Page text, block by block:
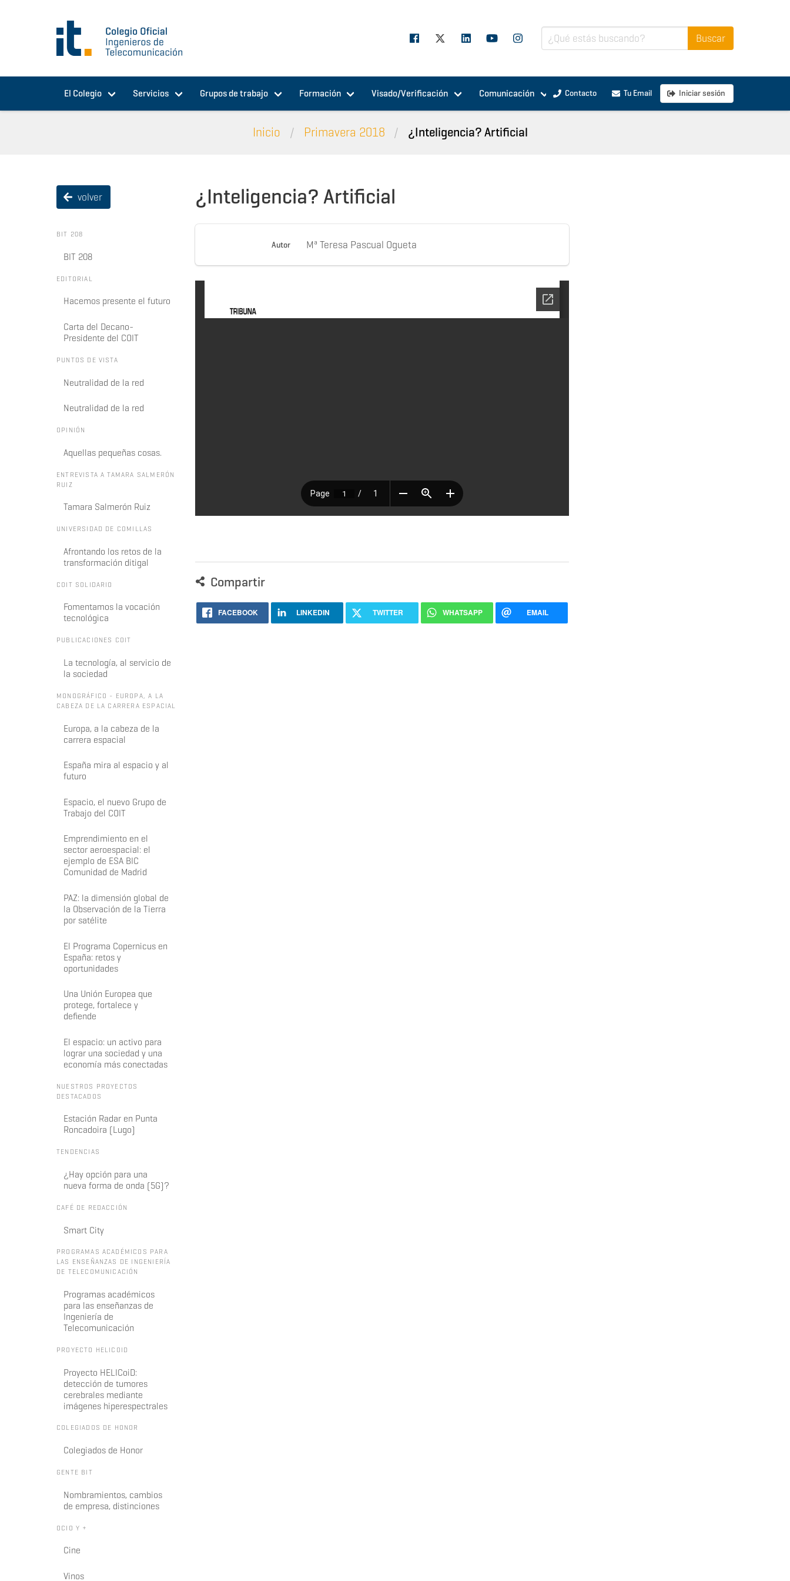
El Colegio Servicios Grupos de trabajo Formación Visado/Verificación Comunicación Contacto Tu Email Iniciar sesión
Inicio Primavera 2018 ¿Inteligencia? Artificial
volver
BIT 208
BIT 208
EDITORIAL
Hacemos presente el futuro
Carta del Decano-
Presidente del COIT
PUNTOS DE VISTA
Neutralidad de la red
Neutralidad de la red
OPINIÓN
Aquellas pequeñas cosas.
ENTREVISTA A TAMARA SALMERÓN
RUIZ
Tamara Salmerón Ruiz
UNIVERSIDAD DE COMILLAS
Afrontando los retos de la
transformación ditigal
COIT SOLIDARIO
Fomentamos la vocación
tecnológica
PUBLICACIONES COIT
La tecnología, al servicio de
la sociedad
MONOGRÁFICO - EUROPA, A LA
CABEZA DE LA CARRERA ESPACIAL
Europa, a la cabeza de la
carrera espacial
España mira al espacio y al
futuro
Espacio, el nuevo Grupo de
Trabajo del COIT
Emprendimiento en el
sector aeroespacial: el
ejemplo de ESA BIC
Comunidad de Madrid
PAZ: la dimensión global de
la Observación de la Tierra
por satélite
El Programa Copernicus en
España: retos y
oportunidades
Una Unión Europea que
protege, fortalece y
defiende
El espacio: un activo para
lograr una sociedad y una
economía más conectadas
NUESTROS PROYECTOS
DESTACADOS
Estación Radar en Punta
Roncadoira (Lugo)
TENDENCIAS
¿Hay opción para una
nueva forma de onda (5G)?
CAFÉ DE REDACCIÓN
Smart City
PROGRAMAS ACADÉMICOS PARA
LAS ENSEÑANZAS DE INGENIERÍA
DE TELECOMUNICACIÓN
Programas académicos
para las enseñanzas de
Ingeniería de
Telecomunicación
PROYECTO HELICOID
Proyecto HELICoiD:
detección de tumores
cerebrales mediante
imágenes hiperespectrales
COLEGIADOS DE HONOR
Colegiados de Honor
GENTE BIT
Nombramientos, cambios
de empresa, distinciones
OCIO Y +
Cine
Vinos
¿Inteligencia? Artificial
Autor Mª Teresa Pascual Ogueta
Compartir
FACEBOOK LINKEDIN TWITTER WHATSAPP EMAIL